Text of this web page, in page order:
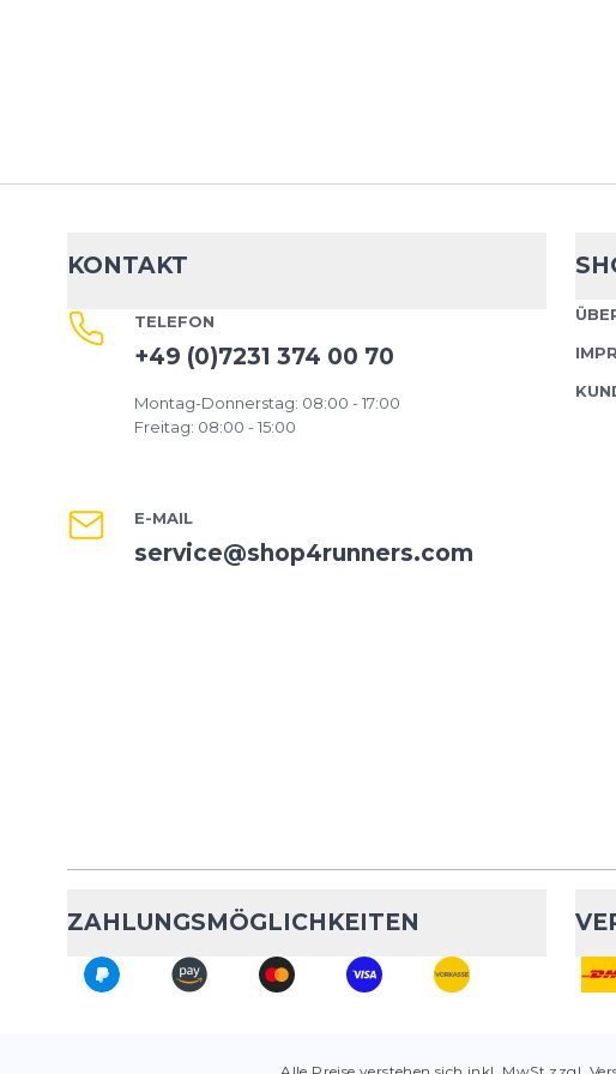
KONTAKT
TELEFON
+49 (0)7231 374 00 70
Montag-Donnerstag: 08:00 - 17:00
Freitag: 08:00 - 15:00
E-MAIL
service@shop4runners.com
ZAHLUNGSMÖGLICHKEITEN